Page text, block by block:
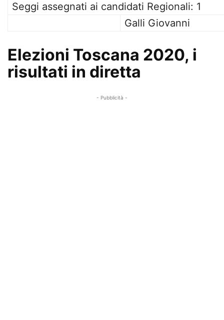
Seggi assegnati ai candidati Regionali: 1
Galli Giovanni
Elezioni Toscana 2020, i
risultati in diretta
- Pubblicità -